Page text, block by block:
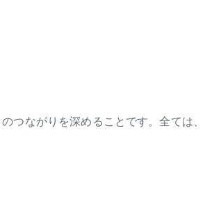
つながりを深めることです。全ては、